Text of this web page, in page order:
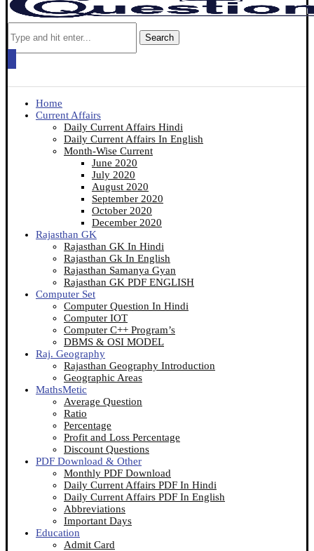
Search
Home
Current Affairs
Daily Current Affairs Hindi
Daily Current Affairs In English
Month-Wise Current
June 2020
July 2020
August 2020
September 2020
October 2020
December 2020
Rajasthan GK
Rajasthan GK In Hindi
Rajasthan Gk In English
Rajasthan Samanya Gyan
Rajasthan GK PDF ENGLISH
Computer Set
Computer Question In Hindi
Computer IOT
Computer C++ Program’s
DBMS & OSI MODEL
Raj. Geography
Rajasthan Geography Introduction
Geographic Areas
MathsMetic
Average Question
Ratio
Percentage
Profit and Loss Percentage
Discount Questions
PDF Download & Other
Monthly PDF Download
Daily Current Affairs PDF In Hindi
Daily Current Affairs PDF In English
Abbreviations
Important Days
Education
Admit Card